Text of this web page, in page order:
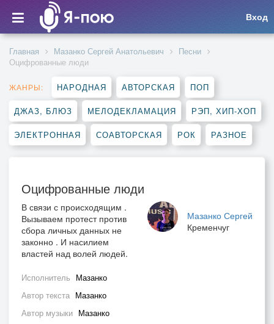
Вход
Главная Мазанко Сергей Анатольевич
Песни
Оцифрованные люди
ЖАНРЫ: НАРОДНАЯ АВТОРСКАЯ ПОП
ДЖАЗ, БЛЮЗ МЕЛОДЕКЛАМАЦИЯ РЭП, ХИП-ХОП
ЭЛЕКТРОННАЯ СОАВТОРСКАЯ РОК РАЗНОЕ
Оцифрованные люди
Мазанко Сергей
Кременчуг
В связи с происходящим .
Вызываем протест против
сбора личных данных не
законно . И насилием
властей над волей людей.
Исполнитель Мазанко
Автор текста Мазанко
Автор музыки Мазанко